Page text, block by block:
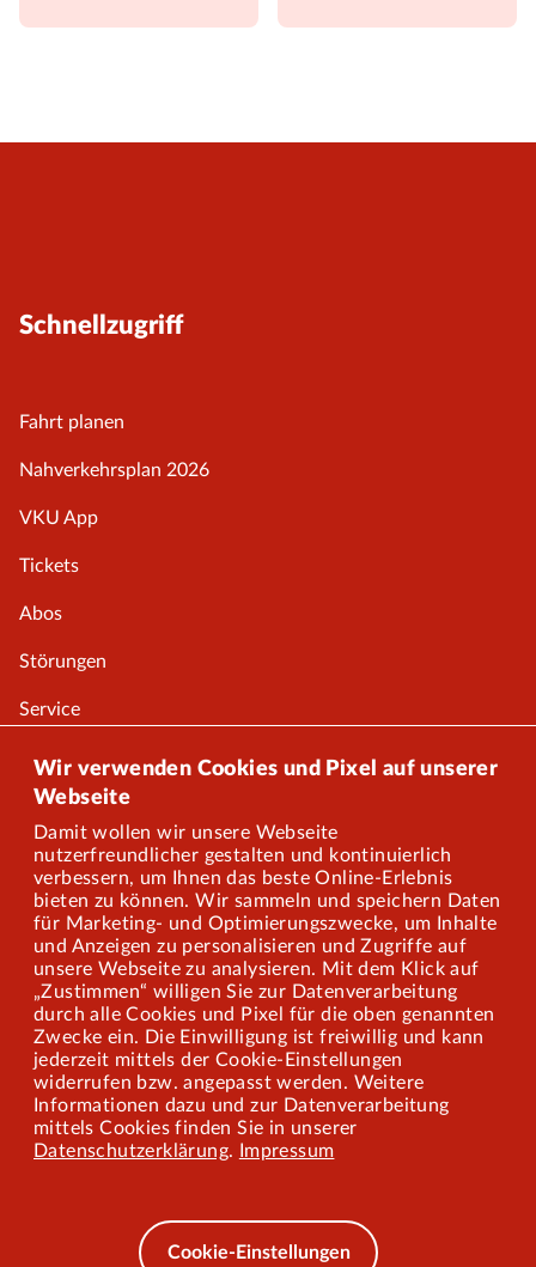
Wir verwenden Cookies und Pixel auf unserer
Webseite
Damit wollen wir unsere Webseite
nutzerfreundlicher gestalten und kontinuierlich
verbessern, um Ihnen das beste Online-Erlebnis
bieten zu können. Wir sammeln und speichern Daten
für Marketing- und Optimierungszwecke, um Inhalte
und Anzeigen zu personalisieren und Zugriffe auf
unsere Webseite zu analysieren. Mit dem Klick auf
„Zustimmen“ willigen Sie zur Datenverarbeitung
durch alle Cookies und Pixel für die oben genannten
Zwecke ein. Die Einwilligung ist freiwillig und kann
jederzeit mittels der Cookie-Einstellungen
widerrufen bzw. angepasst werden. Weitere
Informationen dazu und zur Datenverarbeitung
mittels Cookies finden Sie in unserer
Datenschutzerklärung. Impressum
Cookie-Einstellungen
Schnellzugriff
Fahrt planen
Nahverkehrsplan 2026
VKU App
Tickets
Abos
Störungen
Service
Onlineshop
Über uns
Karriere
Presse
Mitarbeiterportal
Barrierefreiheit
Mobilität lernen